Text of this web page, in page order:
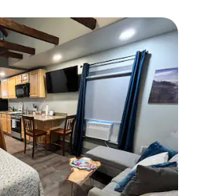
す。